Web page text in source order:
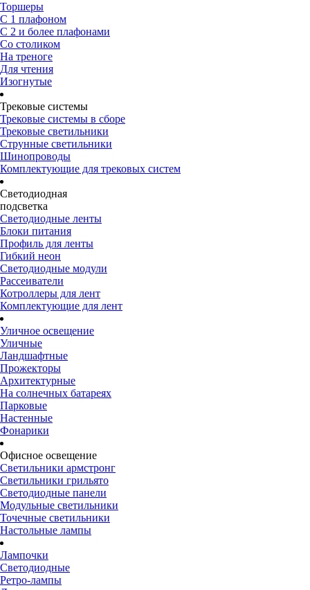
Торшеры
С 1 плафоном
С 2 и более плафонами
Со столиком
На треноге
Для чтения
Изогнутые
Трековые системы
Трековые системы в сборе
Трековые светильники
Струнные светильники
Шинопроводы
Комплектующие для трековых систем
Светодиодная
подсветка
Светодиодные ленты
Блоки питания
Профиль для ленты
Гибкий неон
Светодиодные модули
Рассеиватели
Котроллеры для лент
Комплектующие для лент
Уличное освещение
Уличные
Ландшафтные
Прожекторы
Архитектурные
На солнечных батареях
Парковые
Настенные
Фонарики
Офисное освещение
Светильники армстронг
Светильники грильято
Светодиодные панели
Модульные светильники
Точечные светильники
Настольные лампы
Лампочки
Светодиодные
Ретро-лампы